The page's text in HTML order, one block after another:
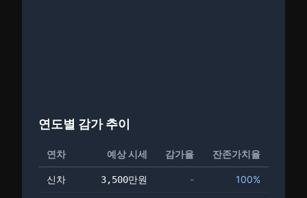
연도별 감가 추이
연차 예상 시세 감가율 잔존가치율
신차 3,500만원 - 100%